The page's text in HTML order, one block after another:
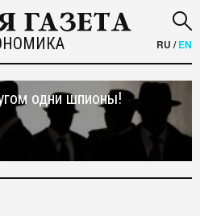
RU /EN
одни шпионы!